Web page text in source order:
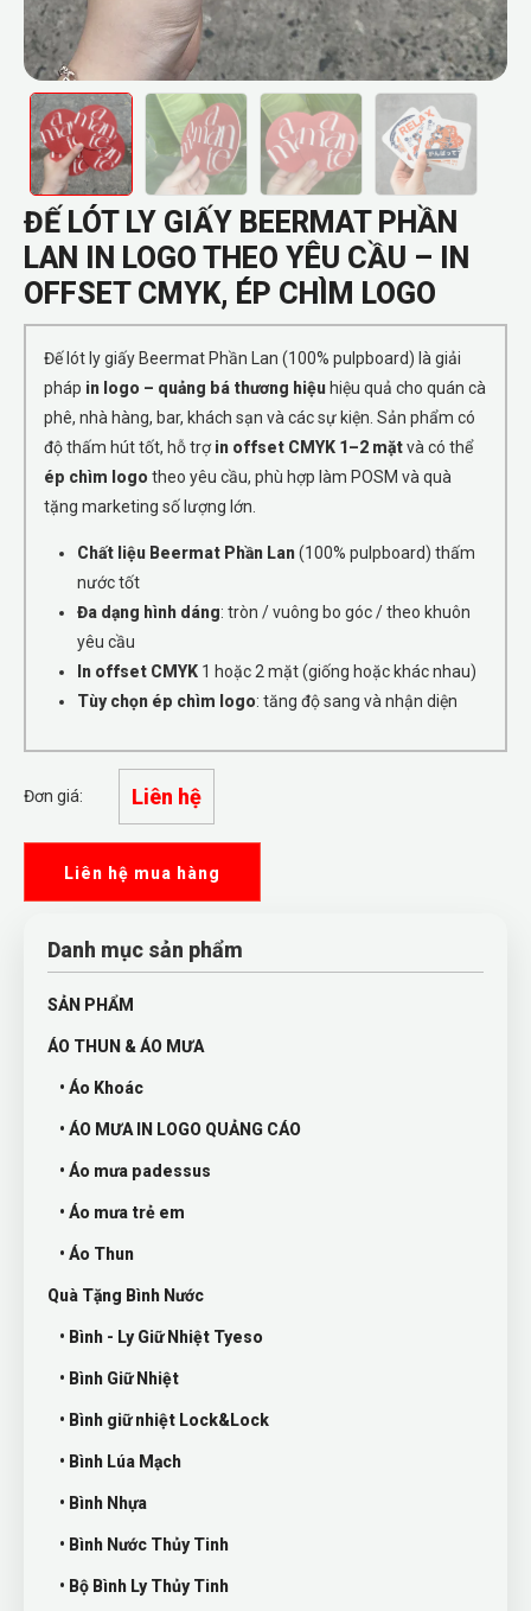
ĐẾ LÓT LY GIẤY BEERMAT PHẦN
LAN IN LOGO THEO YÊU CẦU – IN
OFFSET CMYK, ÉP CHÌM LOGO
Đế lót ly giấy Beermat Phần Lan (100% pulpboard) là giải
pháp in logo – quảng bá thương hiệuhiệu quả cho quán cà
phê, nhà hàng, bar, khách sạn và các sự kiện. Sản phẩm có
độ thấm hút tốt, hỗ trợin offset CMYK 1–2 mặtvà có thể
ép chìm logo theo yêu cầu, phù hợp làm POSM và quà
tặng marketing số lượng lớn.
Chất liệu Beermat Phần Lan(100% pulpboard) thấm
nước tốt
Đa dạng hình dáng: tròn / vuông bo góc / theo khuôn
yêu cầu
In offset CMYK1 hoặc 2 mặt (giống hoặc khác nhau)
Tùy chọn ép chìm logo: tăng độ sang và nhận diện
Đơn giá: Liên hệ
Liên hệ mua hàng
Danh mục sản phẩm
SẢN PHẨM
ÁO THUN & ÁO MƯA
• Áo Khoác
• ÁO MƯA IN LOGO QUẢNG CÁO
• Áo mưa padessus
• Áo mưa trẻ em
• Áo Thun
Quà Tặng Bình Nước
• Bình - Ly Giữ Nhiệt Tyeso
• Bình Giữ Nhiệt
• Bình giữ nhiệt Lock&Lock
• Bình Lúa Mạch
• Bình Nhựa
• Bình Nước Thủy Tinh
• Bộ Bình Ly Thủy Tinh